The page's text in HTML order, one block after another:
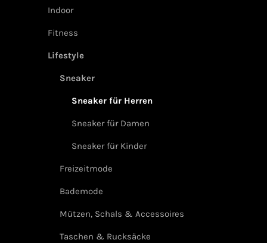
Indoor
Fitness
Lifestyle
Sneaker
Sneaker für Herren
Sneaker für Damen
Sneaker für Kinder
Freizeitmode
Bademode
Mützen, Schals & Accessoires
Taschen & Rucksäcke